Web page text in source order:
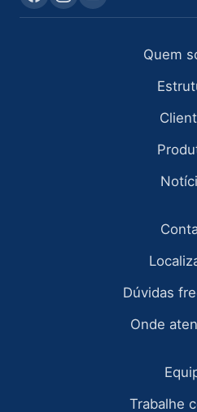
Quem
Dúvidas
Onde
Trabalhe